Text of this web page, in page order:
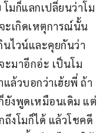
มก็แลกเปลี่ยนว่าโม
ะเกิดเหตุการณ์นั้น
นไวน์และคุยกันว่า
ะมาอีกอ่ะ เป็นโม
แล้วบอกว่าเฮ้ยพี่ ถ้า
ยังพูดเหมือนเดิม แต่
งโมก็ได้ แล้วโชคดี